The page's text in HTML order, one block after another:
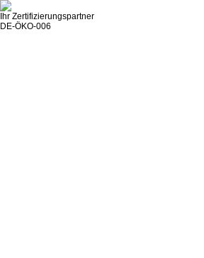
Ihr Zertifizierungspartner
DE-ÖKO-006